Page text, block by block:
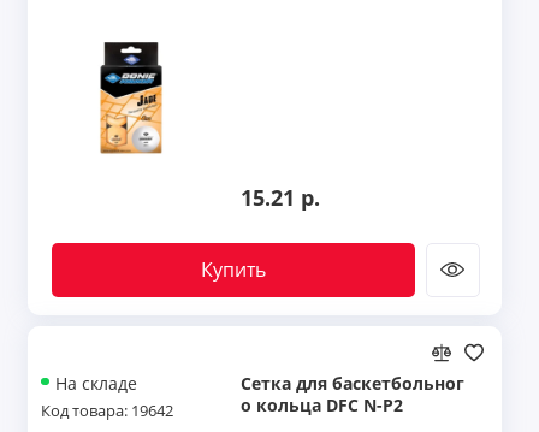
15.21 р.
Купить
На складе
Код товара: 19642
Сетка для баскетбольног
о кольца DFC N-P2